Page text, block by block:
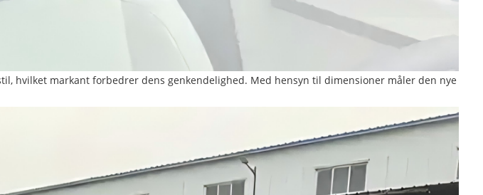
hvilket markant forbedrer dens genkendelighed. Med hensyn til dimensioner måler den nye